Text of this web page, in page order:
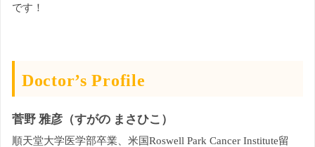
です！
Doctor’s Profile
菅野 雅彦（すがの まさひこ）
順天堂大学医学部卒業、米国Roswell Park Cancer Institute留